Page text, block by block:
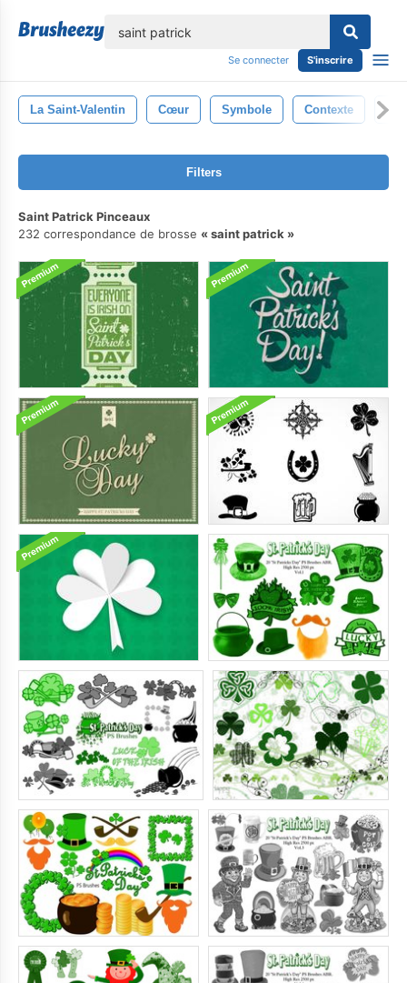
Se connecter S'inscrire
La Saint-Valentin Cœur Symbole Contexte
Filters
Saint Patrick Pinceaux
232 correspondance de brosse
saint patrick